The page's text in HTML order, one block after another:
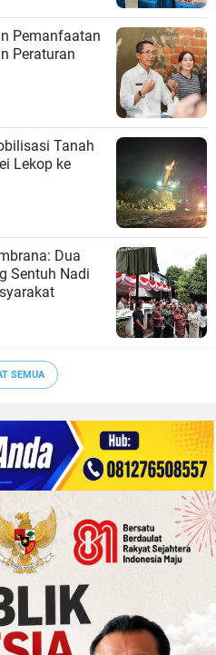
Pemanfaatan
Peraturan
Tanah
Lekop ke
Dua
Sentuh Nadi
SEMUA